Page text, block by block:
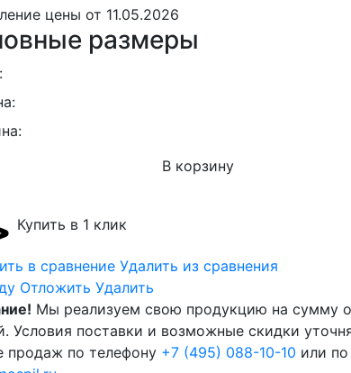
цены от 11.05.2026
размеры
В корзину
Купить в 1 клик
в сравнение Удалить из сравнения
Отложить Удалить
Мы реализуем свою продукцию на сумму
Условия поставки и возможные скидки
продаж по телефону +7 (495) 088-10-10 или